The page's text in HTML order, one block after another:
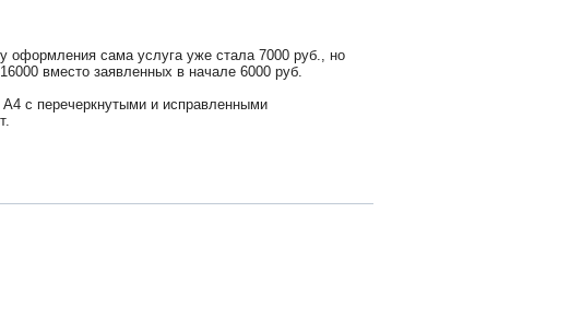
оформления сама услуга уже стала 7000 руб., но
вместо заявленных в начале 6000 руб.
с перечеркнутыми и исправленными